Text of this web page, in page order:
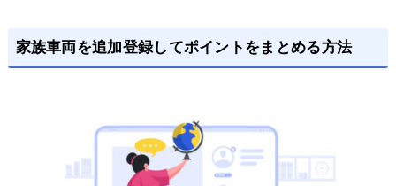
家族車両を追加登録してポイントをまとめる方法